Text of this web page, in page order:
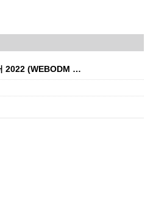
2022 (WEBODM …